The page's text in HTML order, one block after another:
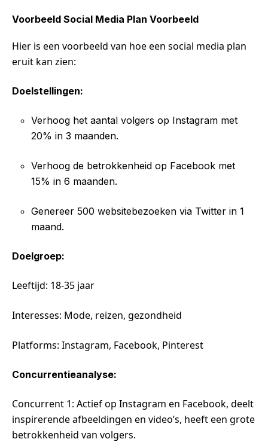
Voorbeeld Social Media Plan Voorbeeld
Hier is een voorbeeld van hoe een social media plan
eruit kan zien:
Doelstellingen:
Verhoog het aantal volgers op Instagram met
20% in 3 maanden.
Verhoog de betrokkenheid op Facebook met
15% in 6 maanden.
Genereer 500 websitebezoeken via Twitter in 1
maand.
Doelgroep:
Leeftijd: 18-35 jaar
Interesses: Mode, reizen, gezondheid
Platforms: Instagram, Facebook, Pinterest
Concurrentieanalyse:
Concurrent 1: Actief op Instagram en Facebook, deelt
inspirerende afbeeldingen en video’s, heeft een grote
betrokkenheid van volgers.